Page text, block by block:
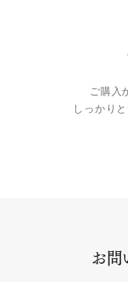
ご購入
しっかり
お問